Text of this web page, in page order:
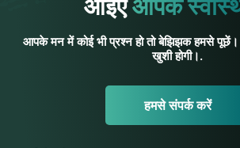
आइएआपके
आपके मन में कोई भी प्रश्न हो तो बेझिझक हमसे
खुशी होगी।.
हमसे संपर्क करें